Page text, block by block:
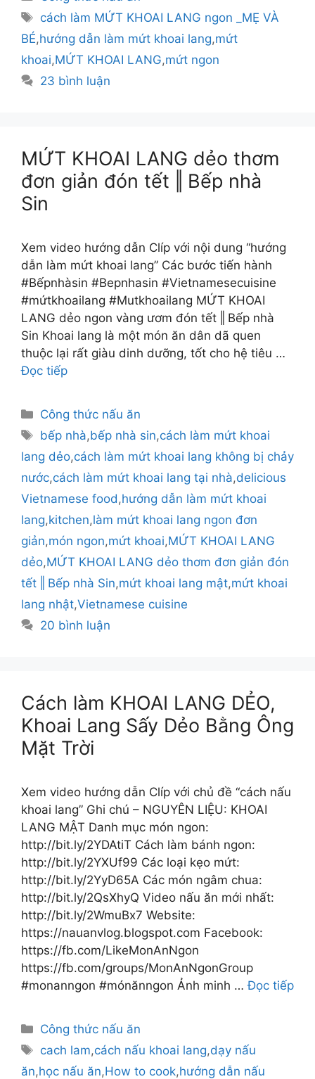
mục
Thẻ
cách làm MỨT KHOAI LANG ngon _MẸ VÀ
BÉ,hướng dẫn làm mứt khoai lang,mứt
khoai,MỨT KHOAI LANG,mứt ngon
23 bình luận
MỨT KHOAI LANG dẻo thơm
đơn giản đón tết ‖ Bếp nhà
Sin
Xem video hướng dẫn Clíp với nội dung “hướng
dẫn làm mứt khoai lang” Các bước tiến hành
#Bếpnhàsin #Bepnhasin #Vietnamesecuisine
#mứtkhoailang #Mutkhoailang MỨT KHOAI
LANG dẻo ngon vàng ươm đón tết ‖ Bếp nhà
Sin Khoai lang là một món ăn dân dã quen
thuộc lại rất giàu dinh dưỡng, tốt cho hệ tiêu …
Đọc tiếp
Danh
mục
Công thức nấu ăn
Thẻ
bếp nhà,bếp nhà sin,cách làm mứt khoai
lang dẻo,cách làm mứt khoai lang không bị chảy
nước,cách làm mứt khoai lang tại nhà,delicious
Vietnamese food,hướng dẫn làm mứt khoai
lang,kitchen,làm mứt khoai lang ngon đơn
giản,món ngon,mứt khoai,MỨT KHOAI LANG
dẻo,MỨT KHOAI LANG dẻo thơm đơn giản đón
tết ‖ Bếp nhà Sin,mứt khoai lang mật,mứt khoai
lang nhật,Vietnamese cuisine
20 bình luận
Cách làm KHOAI LANG DẺO,
Khoai Lang Sấy Dẻo Bằng Ông
Mặt Trời
Xem video hướng dẫn Clíp với chủ đề “cách nấu
khoai lang” Ghi chú – NGUYÊN LIỆU: KHOAI
LANG MẬT Danh mục món ngon:
http://bit.ly/2YDAtiT Cách làm bánh ngon:
http://bit.ly/2YXUf99 Các loại kẹo mứt:
http://bit.ly/2YyD65A Các món ngâm chua:
http://bit.ly/2QsXhyQ Video nấu ăn mới nhất:
http://bit.ly/2WmuBx7 Website:
https://nauanvlog.blogspot.com Facebook:
https://fb.com/LikeMonAnNgon
https://fb.com/groups/MonAnNgonGroup
#monanngon #mónănngon Ảnh minh …Đọc tiếp
Danh
mục
Công thức nấu ăn
Thẻ
cach lam,cách nấu khoai lang,dạy nấu
ăn,học nấu ăn,How to cook,hướng dẫn nấu